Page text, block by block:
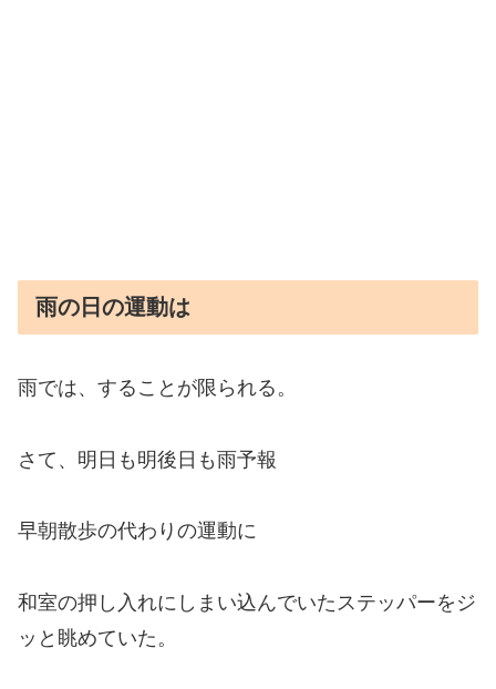
雨の日の運動は
雨では、することが限られる。
さて、明日も明後日も雨予報
早朝散歩の代わりの運動に
和室の押し入れにしまい込んでいたステッパーをジ
ッと眺めていた。